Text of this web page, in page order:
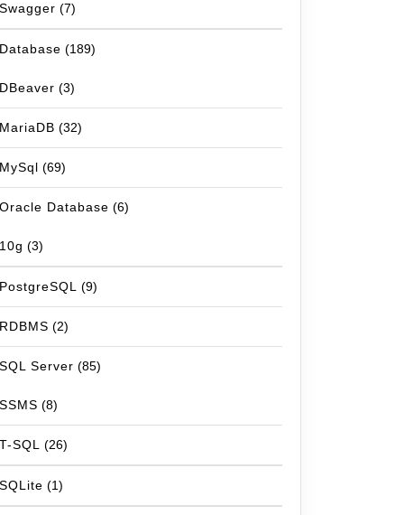
Swagger (7)
Database (189)
DBeaver (3)
MariaDB (32)
MySql (69)
Oracle Database (6)
10g (3)
PostgreSQL (9)
RDBMS (2)
SQL Server (85)
SSMS (8)
T-SQL (26)
SQLite (1)